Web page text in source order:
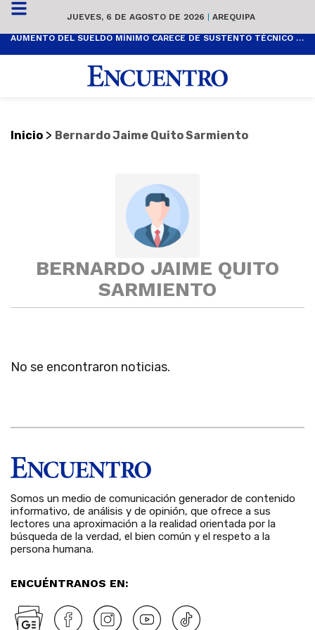
JUEVES, 6 DE AGOSTO DE 2026 | AREQUIPA
AUMENTO DEL SUELDO MÍNIMO CARECE DE SUSTENTO TÉCNICO Y ES POPULISTA
Inicio > Bernardo Jaime Quito Sarmiento
BERNARDO JAIME QUITO
SARMIENTO
No se encontraron noticias.
Somos un medio de comunicación generador de contenido
informativo, de análisis y de opinión, que ofrece a sus
lectores una aproximación a la realidad orientada por la
búsqueda de la verdad, el bien común y el respeto a la
persona humana.
ENCUÉNTRANOS EN: